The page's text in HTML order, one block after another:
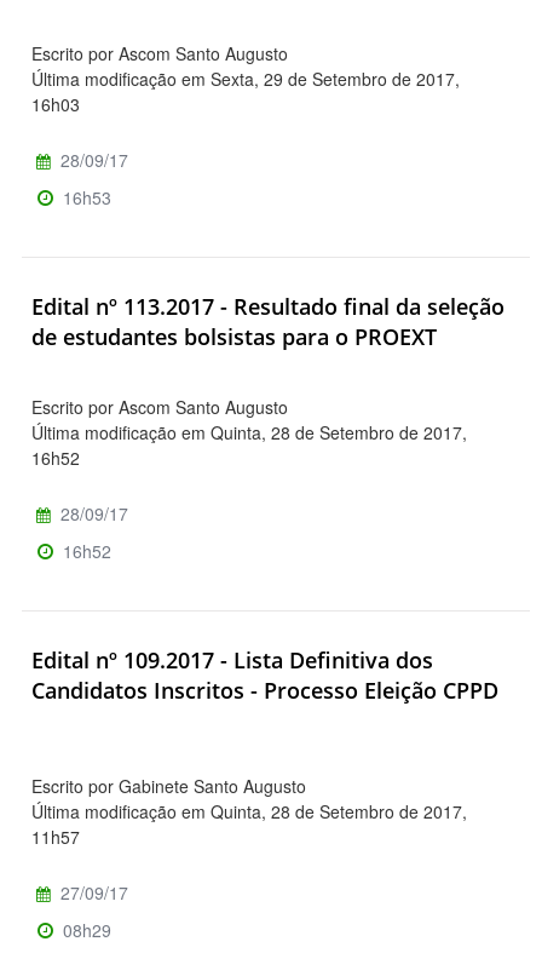
Escrito por Ascom Santo Augusto
Última modificação em Sexta, 29 de Setembro de 2017,
16h03
28/09/17
16h53
Edital nº 113.2017 - Resultado final da seleção
de estudantes bolsistas para o PROEXT
Escrito por Ascom Santo Augusto
Última modificação em Quinta, 28 de Setembro de 2017,
16h52
28/09/17
16h52
Edital nº 109.2017 - Lista Definitiva dos
Candidatos Inscritos - Processo Eleição CPPD
Escrito por Gabinete Santo Augusto
Última modificação em Quinta, 28 de Setembro de 2017,
11h57
27/09/17
08h29